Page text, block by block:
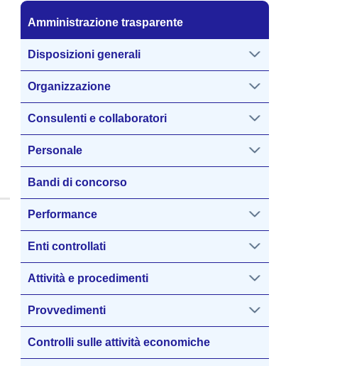
Amministrazione trasparente
Amministrazione trasparente
Disposizioni generali
Organizzazione
Consulenti e collaboratori
Personale
Bandi di concorso
Performance
Enti controllati
Attività e procedimenti
Provvedimenti
Controlli sulle attività economiche